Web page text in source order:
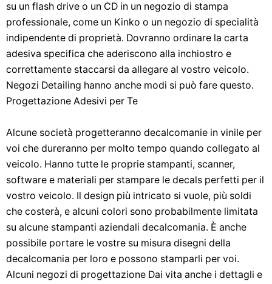
su un flash drive o un CD in un negozio di stampa
professionale, come un Kinko o un negozio di specialità
indipendente di proprietà. Dovranno ordinare la carta
adesiva specifica che aderiscono alla inchiostro e
correttamente staccarsi da allegare al vostro veicolo.
Negozi Detailing hanno anche modi si può fare questo.
Progettazione Adesivi per Te
Alcune società progetteranno decalcomanie in vinile per
voi che dureranno per molto tempo quando collegato al
veicolo. Hanno tutte le proprie stampanti, scanner,
software e materiali per stampare le decals perfetti per il
vostro veicolo. Il design più intricato si vuole, più soldi
che costerà, e alcuni colori sono probabilmente limitata
su alcune stampanti aziendali decalcomania. È anche
possibile portare le vostre su misura disegni della
decalcomania per loro e possono stamparli per voi.
Alcuni negozi di progettazione Dai vita anche i dettagli e